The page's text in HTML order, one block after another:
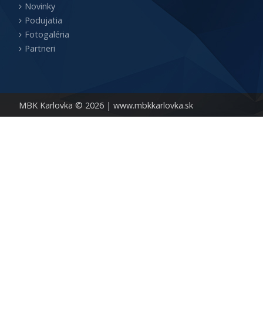
MBK Karlovka © 2026 | www.mbkkarlovka.sk
Novinky
Podujatia
Fotogaléria
Partneri